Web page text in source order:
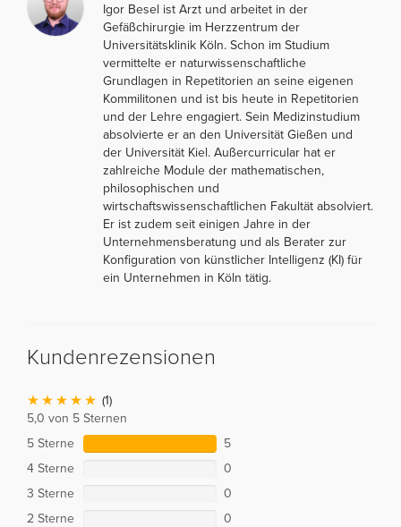
Igor Besel ist Arzt und arbeitet in der
Gefäßchirurgie im Herzzentrum der
Universitätsklinik Köln. Schon im Studium
vermittelte er naturwissenschaftliche
Grundlagen in Repetitorien an seine eigenen
Kommilitonen und ist bis heute in Repetitorien
und der Lehre engagiert. Sein Medizinstudium
absolvierte er an den Universität Gießen und
der Universität Kiel. Außercurricular hat er
zahlreiche Module der mathematischen,
philosophischen und
wirtschaftswissenschaftlichen Fakultät absolviert.
Er ist zudem seit einigen Jahre in der
Unternehmensberatung und als Berater zur
Konfiguration von künstlicher Intelligenz (KI) für
ein Unternehmen in Köln tätig.
Kundenrezensionen
(1)
5,0 von 5 Sternen
5 Sterne
5
4 Sterne
0
3 Sterne
0
2 Sterne
0